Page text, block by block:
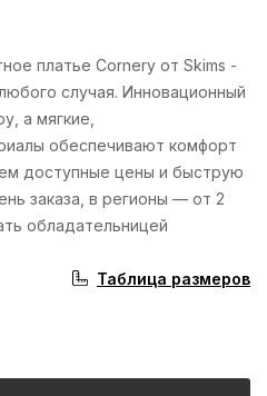
платье Cornery от Skims -
случая. Инновационный
а мягкие,
обеспечивают комфорт
доступные цены и быструю
заказа, в регионы — от 2
обладательницей
Таблица размеров